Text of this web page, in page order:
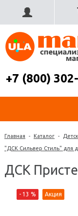
+7 (800)
Главная - Каталог -
"ДСК Сильвер Стиль" для
ДСК
- 13 % Акция